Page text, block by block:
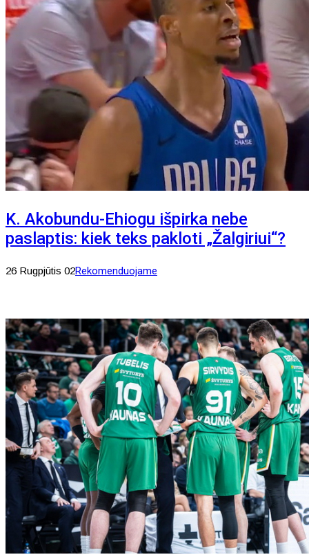
K. Akobundu-Ehiogu išpirka nebe
paslaptis: kiek teks pakloti „Žalgiriui“?
26 Rugpjūtis 02Rekomenduojame